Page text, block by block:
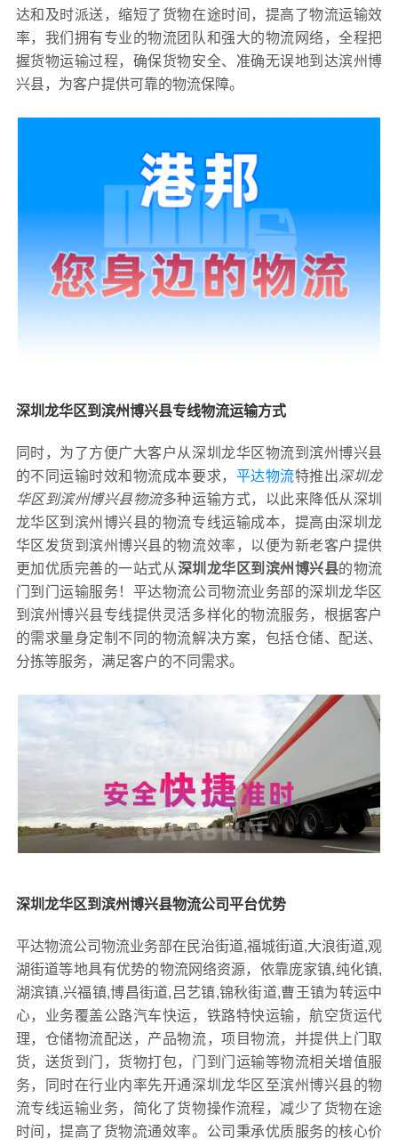
达和及时派送，缩短了货物在途时间，提高了物流运输效
率，我们拥有专业的物流团队和强大的物流网络，全程把
握货物运输过程，确保货物安全、准确无误地到达滨州博
兴县，为客户提供可靠的物流保障。
深圳龙华区到滨州博兴县专线物流运输方式
同时，为了方便广大客户从深圳龙华区物流到滨州博兴县
的不同运输时效和物流成本要求， 平达物流特推出深圳龙
华区到滨州博兴县物流多种运输方式，以此来降低从深圳
龙华区到滨州博兴县的物流专线运输成本，提高由深圳龙
华区发货到滨州博兴县的物流效率，以便为新老客户提供
更加优质完善的一站式从深圳龙华区到滨州博兴县的物流
门到门运输服务！平达物流公司物流业务部的深圳龙华区
到滨州博兴县专线提供灵活多样化的物流服务，根据客户
的需求量身定制不同的物流解决方案，包括仓储、配送、
分拣等服务，满足客户的不同需求。
深圳龙华区到滨州博兴县物流公司平台优势
平达物流公司物流业务部在民治街道,福城街道,大浪街道,观
湖街道等地具有优势的物流网络资源，依靠庞家镇,纯化镇,
湖滨镇,兴福镇,博昌街道,吕艺镇,锦秋街道,曹王镇为转运中
心，业务覆盖公路汽车快运，铁路特快运输，航空货运代
理，仓储物流配送，产品物流，项目物流，并提供上门取
货，送货到门，货物打包，门到门运输等物流相关增值服
务，同时在行业内率先开通深圳龙华区至滨州博兴县的物
流专线运输业务，简化了货物操作流程，减少了货物在途
时间，提高了货物流通效率。公司秉承优质服务的核心价